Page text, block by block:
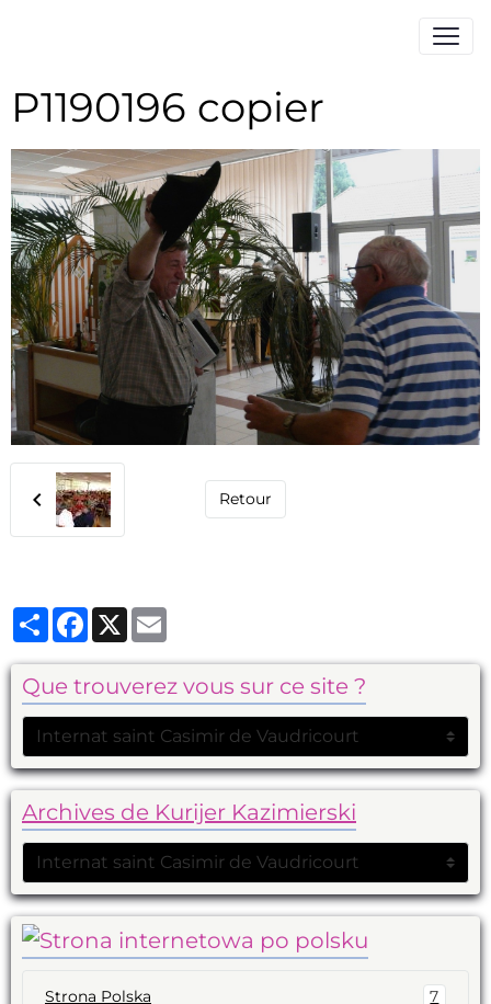
P1190196 copier
Retour
PartagerFacebook
X
Que trouverez vous sur ce site ?
Archives de Kurijer Kazimierski
Strona Polska 7